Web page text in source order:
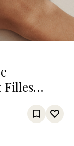
Filles